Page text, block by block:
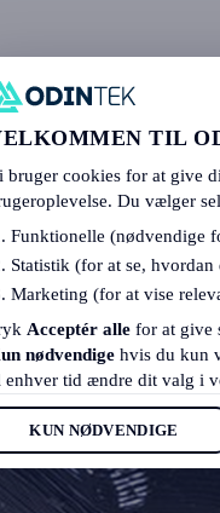
TIL
bruger cookies for at give
Du vælger
Funktionelle (nødvendige
Statistik (for at se,
Marketing (for at vise
Acceptér alle for at give
nødvendige hvis du kun
enhver tid ændre dit valg i
KUN NØDVENDIGE